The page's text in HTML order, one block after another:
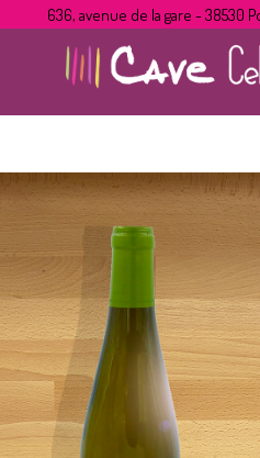
636, avenue de la gare - 38530